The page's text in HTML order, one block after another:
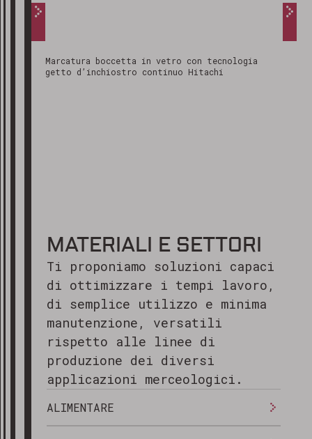
Marcatura boccetta in vetro con tecnologia
getto d’inchiostro continuo Hitachi
MATERIALI E SETTORI
Ti proponiamo soluzioni capaci
di ottimizzare i tempi lavoro,
di semplice utilizzo e minima
manutenzione, versatili
rispetto alle linee di
produzione dei diversi
applicazioni merceologici.
ALIMENTARE